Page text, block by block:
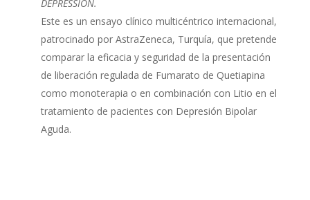
DEPRESSION.
Este es un ensayo clínico multicéntrico internacional,
patrocinado por AstraZeneca, Turquía, que pretende
comparar la eficacia y seguridad de la presentación
de liberación regulada de Fumarato de Quetiapina
como monoterapia o en combinación con Litio en el
tratamiento de pacientes con Depresión Bipolar
Aguda.